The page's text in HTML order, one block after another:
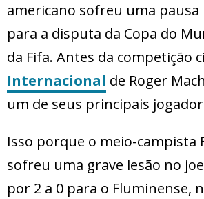
americano sofreu uma
para a disputa da Copa do
da Fifa. Antes da competição
Internacional de Roger
um de seus principais
Isso porque o meio-campista
sofreu uma grave lesão no
por 2 a 0 para o Fluminense,